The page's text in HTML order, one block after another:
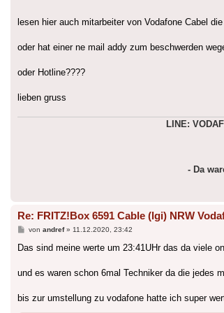
lesen hier auch mitarbeiter von Vodafone Cabel
oder hat einer ne mail addy zum beschwerden
oder Hotline????
lieben gruss
LINE:
- Da
Re: FRITZ!Box 6591 Cable (lgi) NRW
Beitrag
von andref» 11.12.2020, 23:42
Das sind meine werte um 23:41UHr das da viele
und es waren schon 6mal Techniker da die jedes
bis zur umstellung zu vodafone hatte ich super